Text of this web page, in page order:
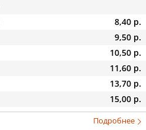
8,40 р.
9,50 р.
10,50 р.
11,60 р.
13,70 р.
15,00 р.
Подробнее